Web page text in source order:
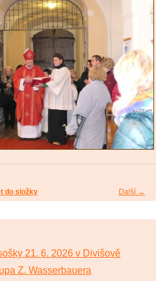
Další →
do složky
21. 6. 2026 v Divišově
Z. Wasserbauera